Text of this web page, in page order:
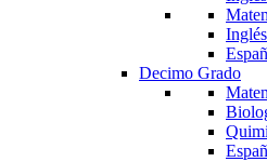
Inglés
Decimo Grado